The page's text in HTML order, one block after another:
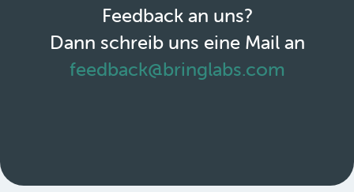
Feedback an uns?
Dann schreib uns eine Mail an
feedback@bringlabs.com